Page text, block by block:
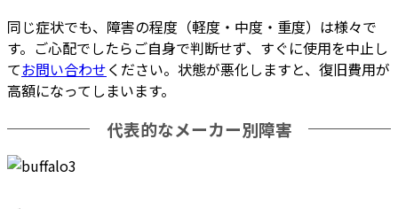
同じ症状でも、障害の程度（軽度・中度・重度）は様々で
す。ご心配でしたらご自身で判断せず、すぐに使用を中止し
てお問い合わせください。状態が悪化しますと、復旧費用が
高額になってしまいます。
代表的なメーカー別障害